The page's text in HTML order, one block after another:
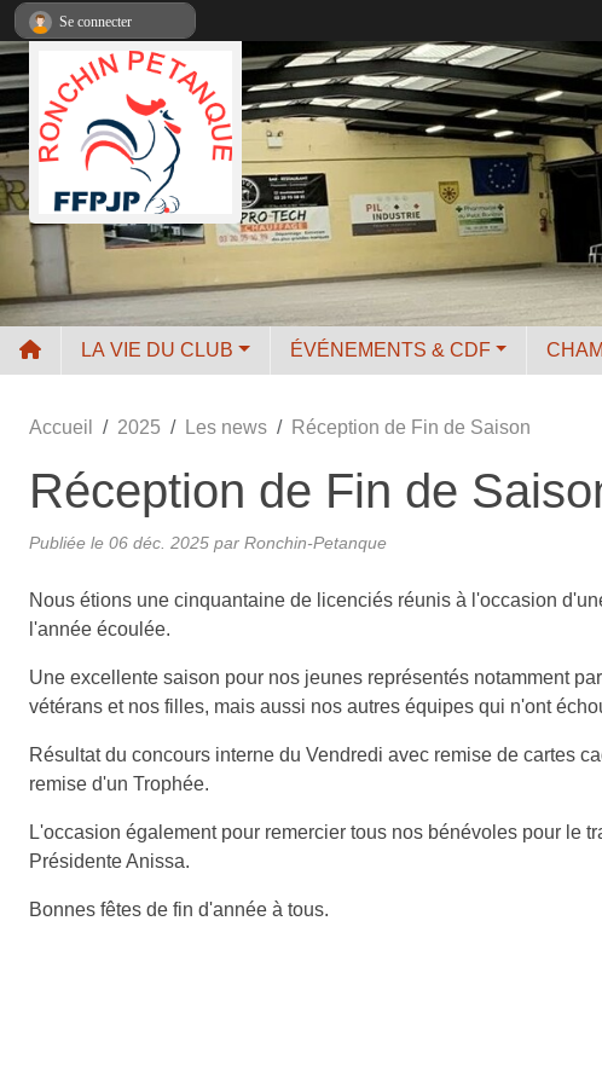
LA VIE DU CLUB ÉVÉNEMENTS & CDF
Accueil 2025 Les news Réception de Fin de Saison
Réception de Fin de
Publiée le 06 déc. 2025 par Ronchin-Petanque
Nous étions une cinquantaine de licenciés réunis à l'occasion
l'année écoulée.
Une excellente saison pour nos jeunes représentés notamment
vétérans et nos filles, mais aussi nos autres équipes qui n'ont
Résultat du concours interne du Vendredi avec remise de cartes
remise d'un Trophée.
L'occasion également pour remercier tous nos bénévoles pour le
Présidente Anissa.
Bonnes fêtes de fin d'année à tous.
Se connecter
Panneau de gestion des cookies